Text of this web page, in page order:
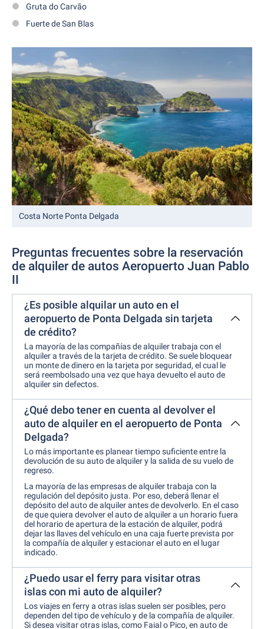
Gruta do Carvão
Fuerte de San Blas
Costa Norte Ponta Delgada
Preguntas frecuentes sobre la reservación
de alquiler de autos Aeropuerto Juan Pablo
¿Es posible alquilar un auto en el
aeropuerto de Ponta Delgada sin tarjeta
de crédito?
La mayoría de las compañías de alquiler trabaja con el
alquiler a través de la tarjeta de crédito. Se suele bloquear
un monte de dinero en la tarjeta por seguridad, el cual le
será reembolsado una vez que haya devuelto el auto de
alquiler sin defectos.
¿Qué debo tener en cuenta al devolver el
auto de alquiler en el aeropuerto de Ponta
Delgada?
Lo más importante es planear tiempo suficiente entre la
devolución de su auto de alquiler y la salida de su vuelo de
regreso.
La mayoría de las empresas de alquiler trabaja con la
regulación del depósito justa. Por eso, deberá llenar el
depósito del auto de alquiler antes de devolverlo. En el caso
de que quiera devolver el auto de alquiler a un horario fuera
del horario de apertura de la estación de alquiler, podrá
dejar las llaves del vehículo en una caja fuerte prevista por
la compañía de alquiler y estacionar el auto en el lugar
indicado.
¿Puedo usar el ferry para visitar otras
islas con mi auto de alquiler?
Los viajes en ferry a otras islas suelen ser posibles, pero
dependen del tipo de vehículo y de la compañía de alquiler.
Si desea visitar otras islas, como Faial o Pico, en auto de